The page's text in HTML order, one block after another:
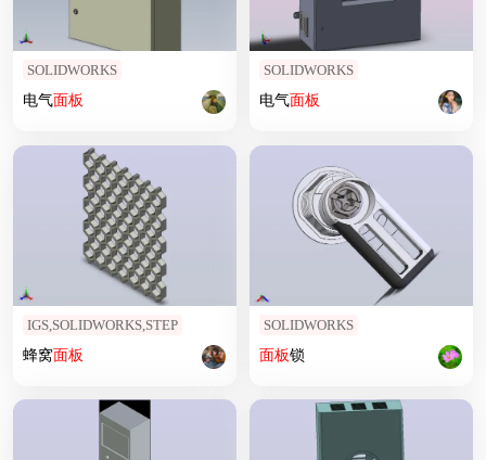
SOLIDWORKS
电气面板
SOLIDWORKS
电气面板
IGS,SOLIDWORKS,STEP
蜂窝面板
SOLIDWORKS
面板锁